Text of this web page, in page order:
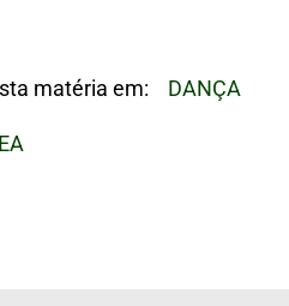
matéria em: DANÇA